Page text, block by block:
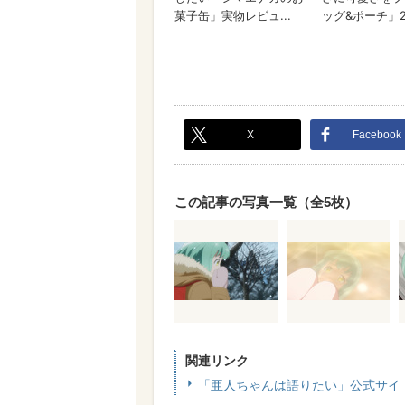
X Facebook
この記事の写真一覧（全5枚）
関連リンク
「亜人ちゃんは語りたい」公式サイ